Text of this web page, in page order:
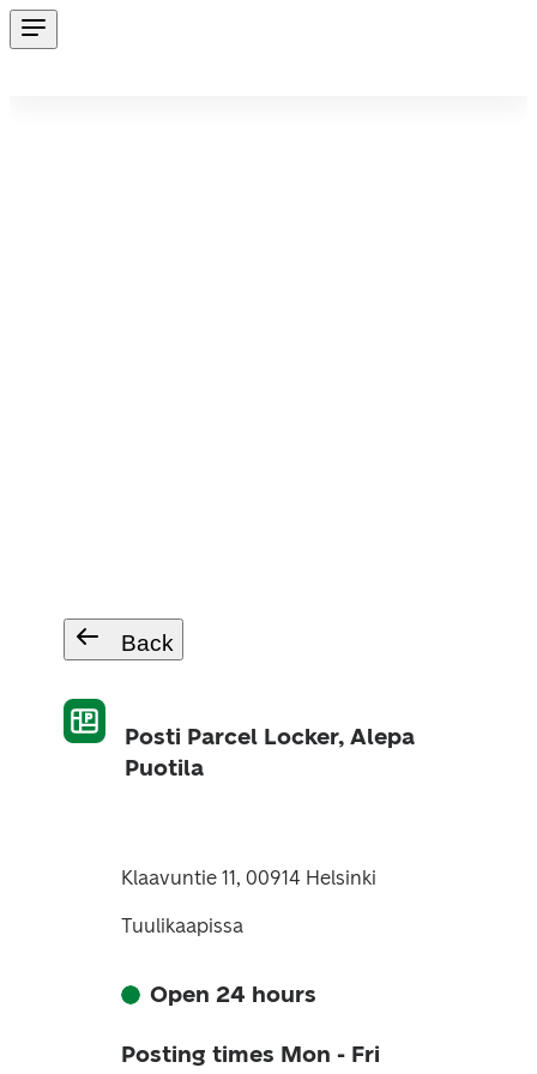
Back
Posti Parcel Locker, Alepa
Puotila
Klaavuntie 11, 00914 Helsinki
Tuulikaapissa
Open 24 hours
Posting times Mon - Fri